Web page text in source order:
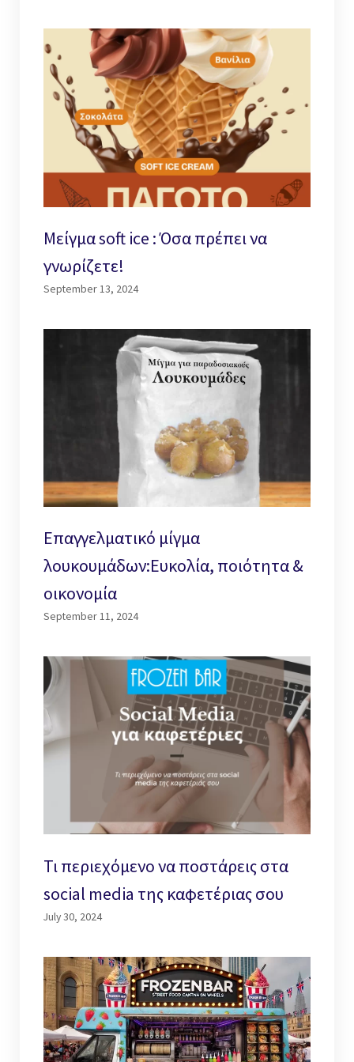
Μείγμα soft ice : Όσα πρέπει να
γνωρίζετε!
September 13, 2024
Επαγγελματικό μίγμα
λουκουμάδων:Ευκολία, ποιότητα &
οικονομία
September 11, 2024
Τι περιεχόμενο να ποστάρεις στα
social media της καφετέριας σου
July 30, 2024